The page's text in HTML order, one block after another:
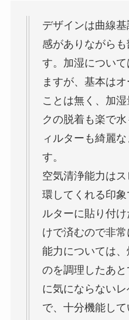
デザインは曲線
感がありながら
す。加湿につい
ますが、基本は
ことは無く、加
クの脱着も楽で
ィルターも綺麗
す。
空気清浄能力は
環してくれる印
ルターに貼り付
けで済むので非
能力については
のを調理したあ
に気にならない
で、十分機能し